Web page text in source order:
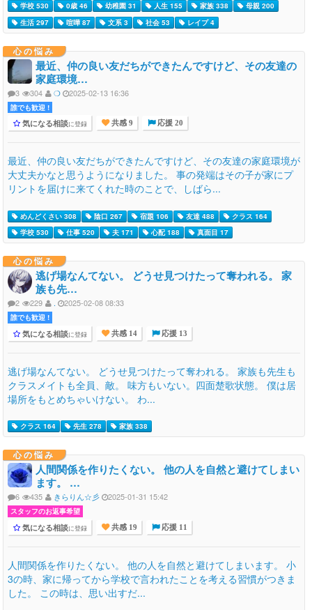
学校 530
0歳 46 幼稚園 31 人生 155 家族 338
母親 200
生活 297
喧嘩 87 文系 3 社会 53 レイプ 4
心の悩み
最近、仲の良い友だちができたんですけど、その友達の
家庭環境…
3 304 ❍ 2025-02-13 16:36
誰でも歓迎 !
気になる相談に登録 共感 9 応援 20
最近、仲の良い友だちができたんですけど、その友達の家庭環境が
大丈夫かなと思うようになりました。 事の発端はその子が家にプ
リントを届けに来てくれた時のことで、しばら...
めんどくさい 308 陰口 267 宿題 106 友達 488
クラス 164
学校 530
仕事 520 夫 171 心配 188 真面目 17
心の悩み
逃げ場なんてない。 どうせ見つけたって奪われる。 家
族も先…
2 229 . 2025-02-08 08:33
誰でも歓迎 !
気になる相談に登録 共感 14 応援 13
逃げ場なんてない。 どうせ見つけたって奪われる。 家族も先生も
クラスメイトも全員、敵。 味方もいない。四面楚歌状態。 僕は居
場所をもとめちゃいけない。 わ...
クラス 164 先生 278 家族 338
心の悩み
人間関係を作りたくない。 他の人を自然と避けてしまい
ます。 …
6 435 きらりん☆彡 2025-01-31 15:42
スタッフのお返事希望
気になる相談に登録 共感 19 応援 11
人間関係を作りたくない。 他の人を自然と避けてしまいます。 小
3の時、家に帰ってから学校で言われたことを考える習慣がつきま
した。 この時は、思い出すだ...